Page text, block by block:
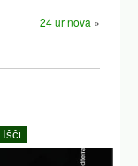
24 ur nova »